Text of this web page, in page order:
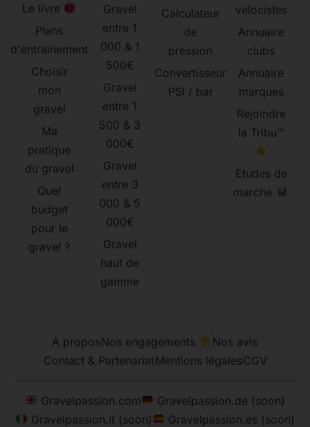
Le livre
Plans
d'entrainement
Choisir
mon
gravel
Ma
pratique
du gravel
Quel
budget
pour le
gravel ?
Gravel
entre 1
000 & 1
500€
Gravel
entre 1
500 & 3
000€
Gravel
entre 3
000 & 5
000€
Gravel
haut de
gamme
Calculateur
de
pression
Convertisseur
PSI / bar
vélocistes
Annuaire
clubs
Annuaire
marques
Rejoindre
la Tribu™
Études de
marché
À propos Nos engagements
Nos avis
Contact & Partenariat Mentions légalesCGV
Gravelpassion.com
Gravelpassion.de (soon)
Gravelpassion.it (soon)
Gravelpassion.es (soon)